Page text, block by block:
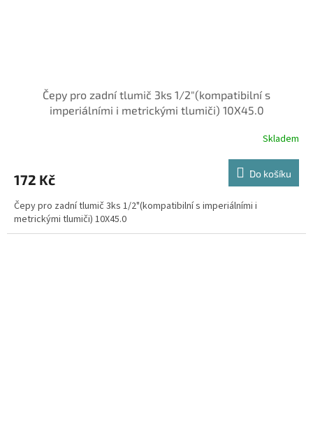
Čepy pro zadní tlumič 3ks 1/2"(kompatibilní s
imperiálními i metrickými tlumiči) 10X45.0
Skladem
172 Kč Do košíku
Čepy pro zadní tlumič 3ks 1/2"(kompatibilní s imperiálními i
metrickými tlumiči) 10X45.0